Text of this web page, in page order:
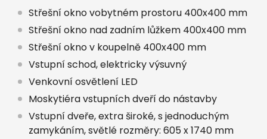
Střešní okno vobytném prostoru 400x400 mm
Střešní okno nad zadním lůžkem 400x400 mm
Střešní okno v koupelně 400x400 mm
Vstupní schod, elektricky výsuvný
Venkovní osvětlení LED
Moskytiéra vstupních dveří do nástavby
Vstupní dveře, extra široké, s jednoduchým
zamykáním, světlé rozměry: 605 x 1740 mm